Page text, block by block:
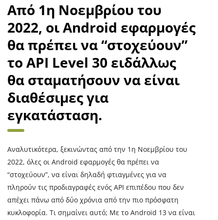
Από 1η Νοεμβρίου του
2022, οι Android εφαρμογές
θα πρέπει να “στοχεύουν”
το API Level 30 ειδάλλως
θα σταματήσουν να είναι
διαθέσιμες για
εγκατάσταση.
Αναλυτικότερα, ξεκινώντας από την 1η Νοεμβρίου του
2022, όλες οι Android εφαρμογές θα πρέπει να
“στοχεύουν”, να είναι δηλαδή φτιαγμένες για να
πληρούν τις προδιαγραφές ενός API επιπέδου που δεν
απέχει πάνω από δύο χρόνια από την πιο πρόσφατη
κυκλοφορία. Τι σημαίνει αυτό; Με το Android 13 να είναι